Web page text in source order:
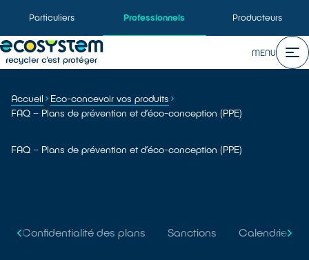
Particuliers Professionnels Producteurs
MENU
Accueil
Eco-concevoir vos produits
FAQ – Plans de prévention et d’éco-conception (PPE)
FAQ – Plans de prévention et d’éco-conception (PPE)
Confidentialité des plans Sanctions Calendrier